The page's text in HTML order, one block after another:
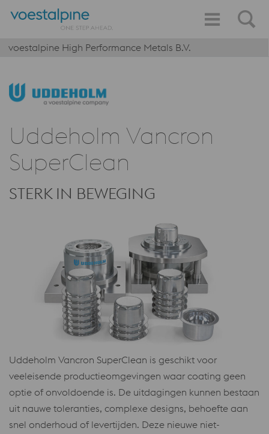
voestalpine High Performance Metals B.V.
Uddeholm Vancron
SuperClean
STERK IN BEWEGING
Uddeholm Vancron SuperClean is geschikt voor
veeleisende productieomgevingen waar coating geen
optie of onvoldoende is. De uitdagingen kunnen bestaan
uit nauwe toleranties, complexe designs, behoefte aan
snel onderhoud of levertijden. Deze nieuwe niet-